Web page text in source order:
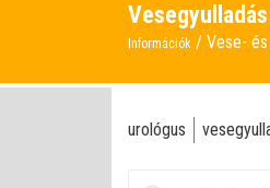
Vesegyulladás
Információk Vese-
urológus